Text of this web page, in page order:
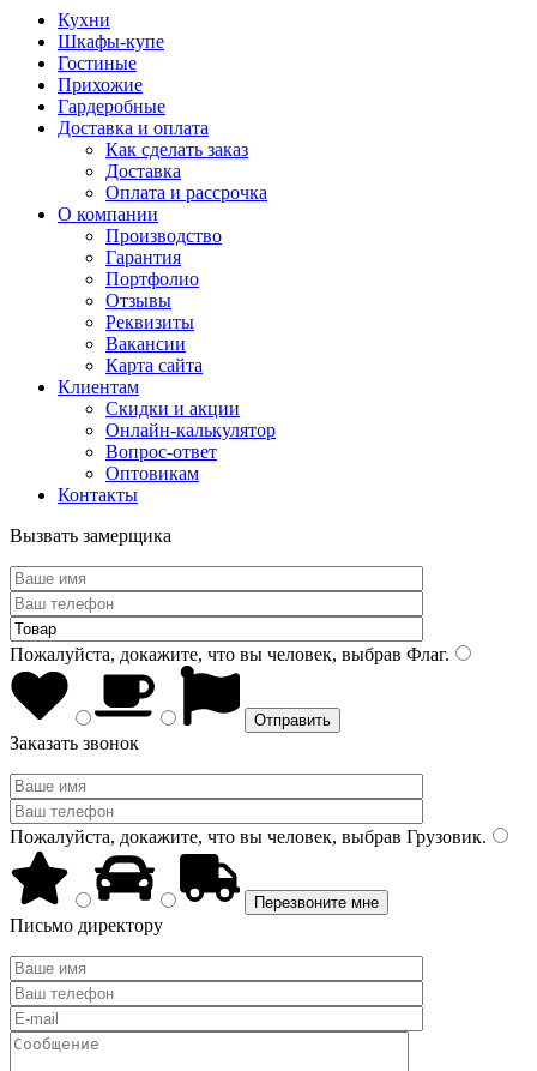
Кухни
Шкафы-купе
Гостиные
Прихожие
Гардеробные
Доставка и оплата
Как сделать заказ
Доставка
Оплата и рассрочка
О компании
Производство
Гарантия
Портфолио
Отзывы
Реквизиты
Вакансии
Карта сайта
Клиентам
Скидки и акции
Онлайн-калькулятор
Вопрос-ответ
Оптовикам
Контакты
Вызвать замерщика
Пожалуйста, докажите, что вы человек, выбрав Флаг.
Заказать звонок
Пожалуйста, докажите, что вы человек, выбрав Грузовик.
Письмо директору